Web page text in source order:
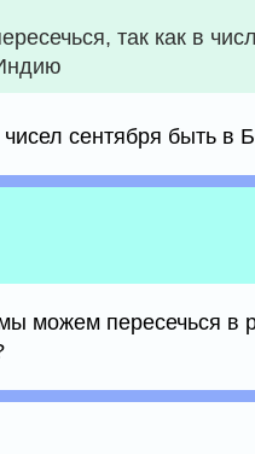
так как в
сентября быть в
можем пересечься в